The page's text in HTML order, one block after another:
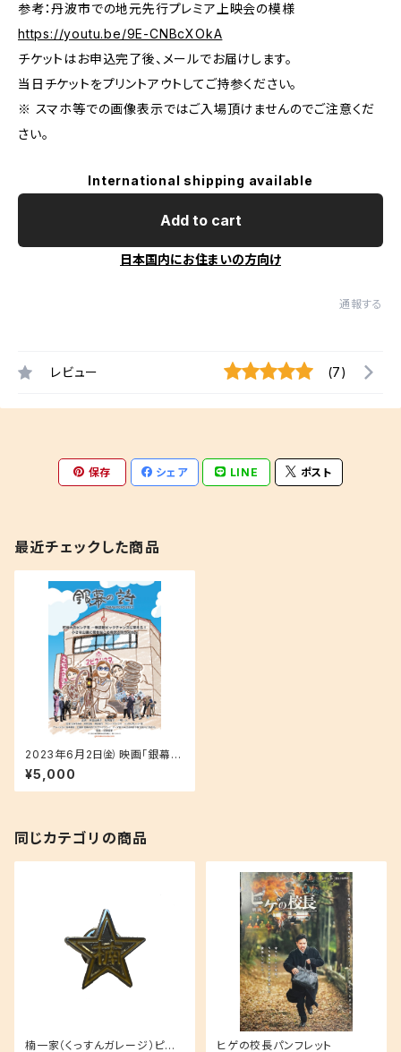
参考：丹波市での地元先行プレミア上映会の模様
https://youtu.be/9E-CNBcXOkA
チケットはお申込完了後、メールでお届けします。
当日チケットをプリントアウトしてご持参ください。
※ スマホ等での画像表示ではご入場頂けませんのでご注意くだ
さい。
International shipping available
Add to cart
日本国内にお住まいの方向け
通報する
レビュー (7)
保存 シェア LINE ポスト
最近チェックした商品
2023年6月2日㈮ 映画「銀幕の
詩」東京プレミア上映会特典付
きプレミアシートチケット(小吉）
¥5,000
同じカテゴリの商品
楠一家（くっすんガレージ）ピン ヒゲの校長パンフレット